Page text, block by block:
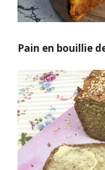
Pain en bouillie